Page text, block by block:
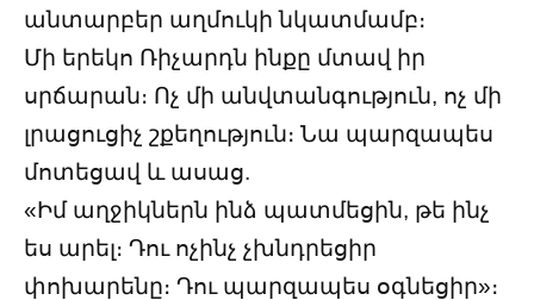
անտարբեր աղմուկի նկատմամբ։
Մի երեկո Ռիչարդն ինքը մտավ իր
սրճարան։ Ոչ մի անվտանգություն, ոչ մի
լրացուցիչ շքեղություն։ Նա պարզապես
մոտեցավ և ասաց.
«Իմ աղջիկներն ինձ պատմեցին, թե ինչ
ես արել։ Դու ոչինչ չխնդրեցիր
փոխարենը։ Դու պարզապես օգնեցիր»։